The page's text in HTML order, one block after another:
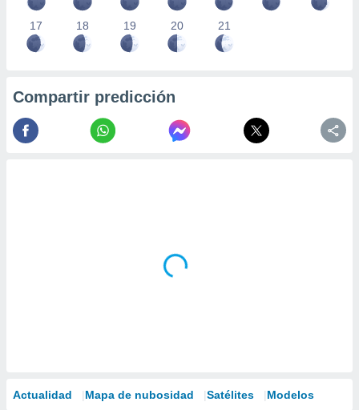
17 18 19 20 21
Compartir predicción
Actualidad Mapa de nubosidad Satélites Modelos